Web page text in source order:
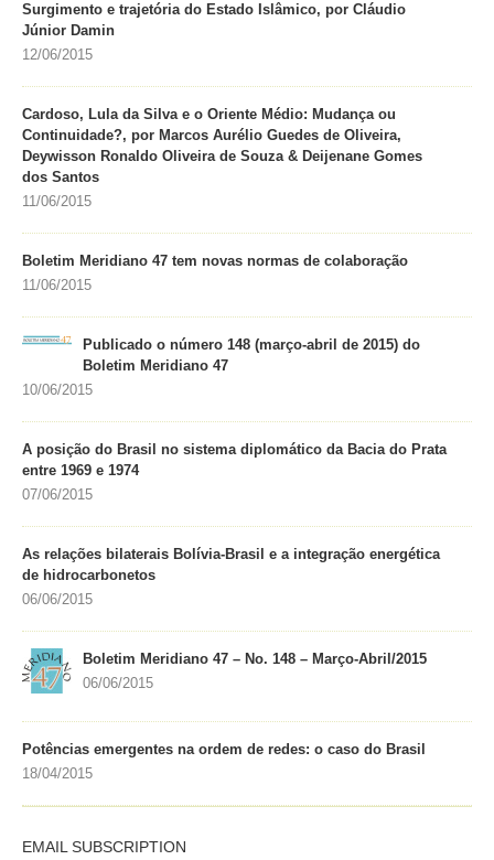
Surgimento e trajetória do Estado Islâmico, por Cláudio
Júnior Damin
12/06/2015
Cardoso, Lula da Silva e o Oriente Médio: Mudança ou
Continuidade?, por Marcos Aurélio Guedes de Oliveira,
Deywisson Ronaldo Oliveira de Souza & Deijenane Gomes
dos Santos
11/06/2015
Boletim Meridiano 47 tem novas normas de colaboração
11/06/2015
Publicado o número 148 (março-abril de 2015) do
Boletim Meridiano 47
10/06/2015
A posição do Brasil no sistema diplomático da Bacia do Prata
entre 1969 e 1974
07/06/2015
As relações bilaterais Bolívia-Brasil e a integração energética
de hidrocarbonetos
06/06/2015
Boletim Meridiano 47 – No. 148 – Março-Abril/2015
06/06/2015
Potências emergentes na ordem de redes: o caso do Brasil
18/04/2015
EMAIL SUBSCRIPTION